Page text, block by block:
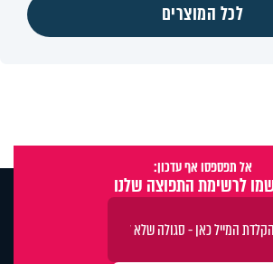
לכל המוצרים
אל תפספסו אף עדכון:
לרשימת התפוצה שלנו